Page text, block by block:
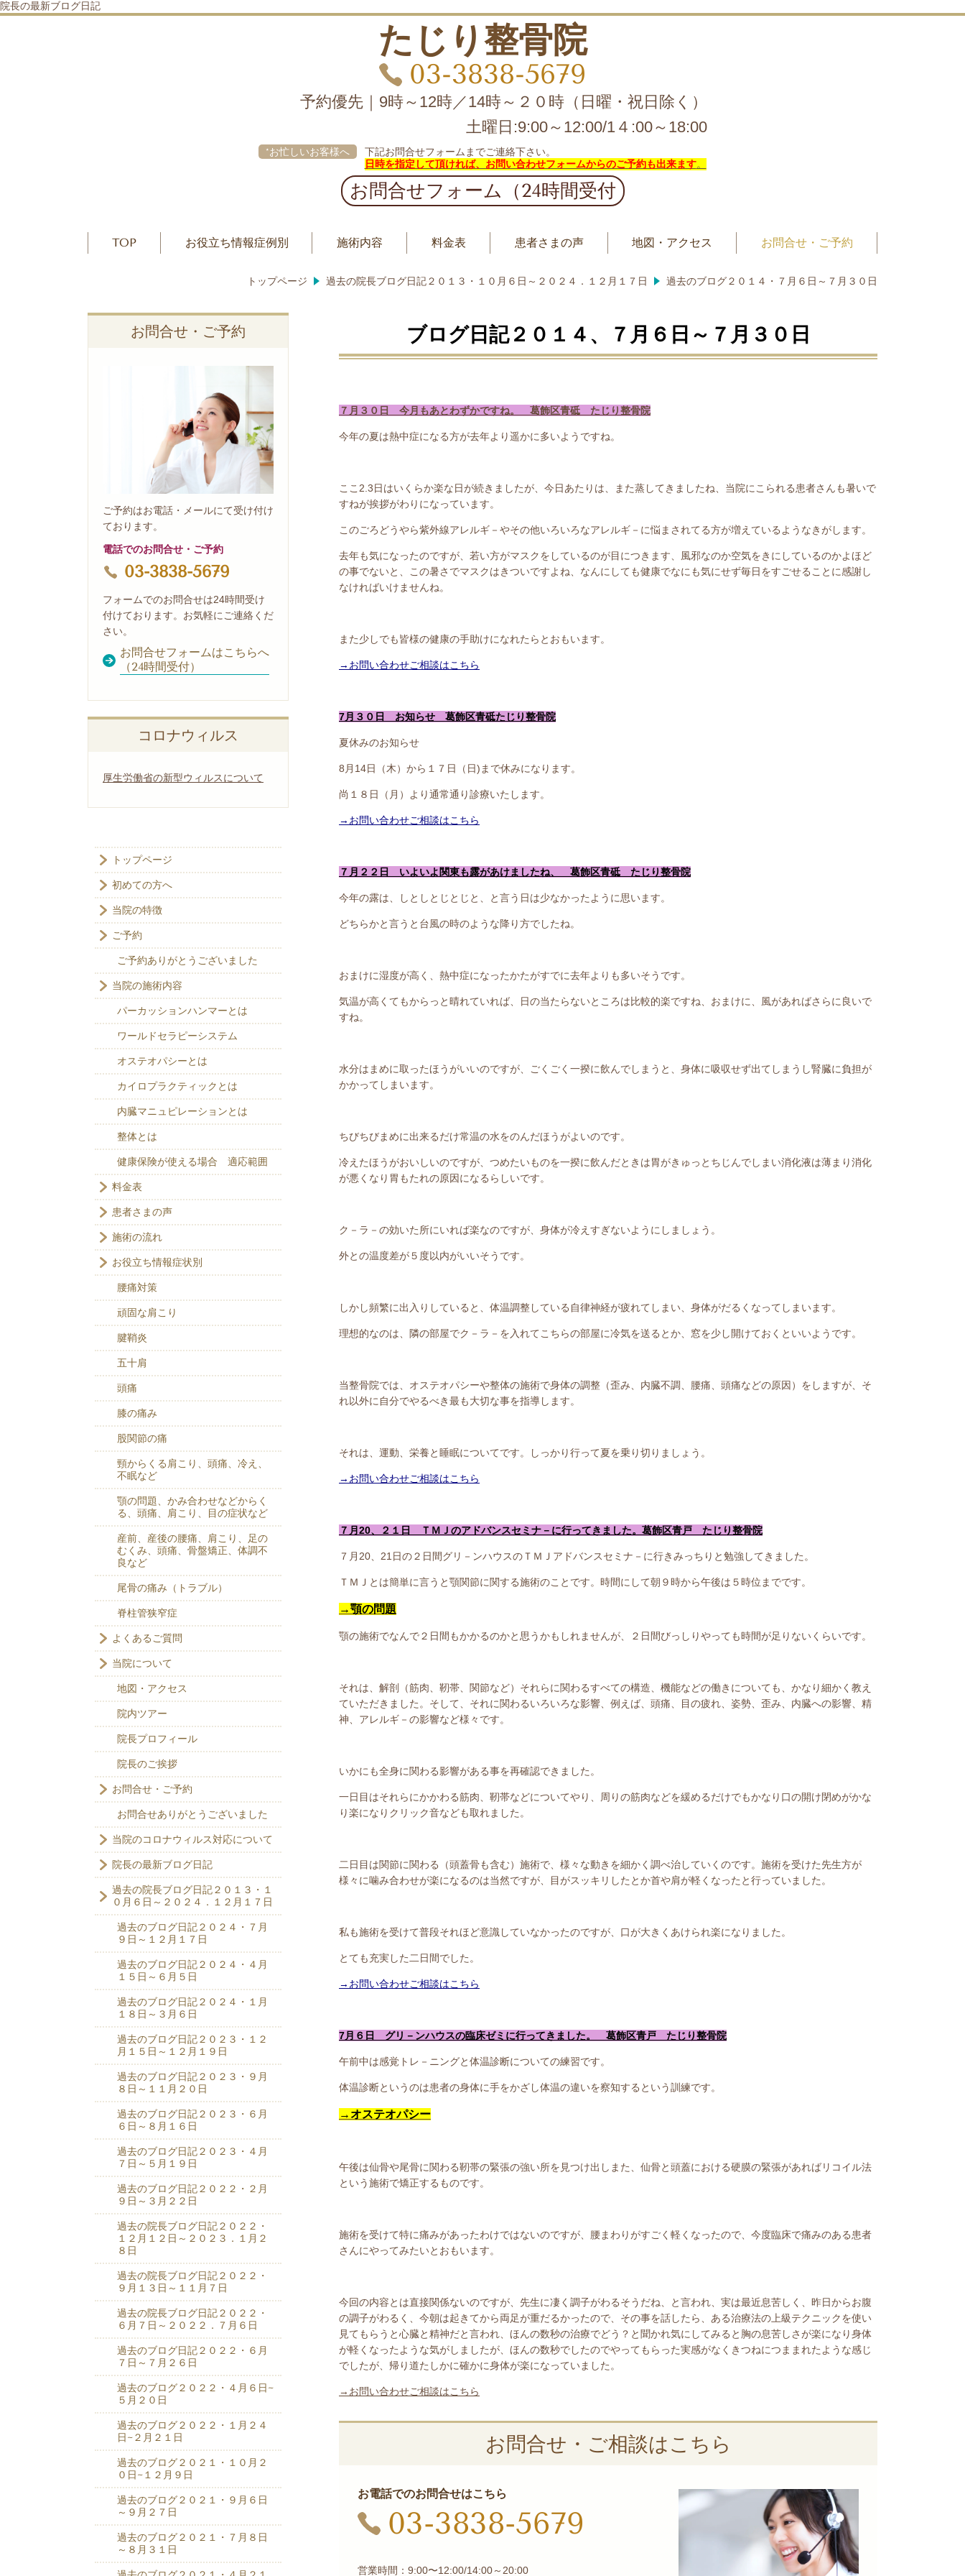
院長の最新ブログ日記
たじり整骨院
03-3838-5679
予約優先｜9時～12時／14時～２０時（日曜・祝日除く）
土曜日:9:00～12:00/1４:00～18:00
*お忙しいお客様へ
下記お問合せフォームまでご連絡下さい。
日時を指定して頂ければ、お問い合わせフォームからのご予約も出来ます。
お問合せフォーム（24時間受付
TOP お役立ち情報症例別 施術内容 料金表 患者さまの声 地図・アクセス お問合せ・ご予約
トップページ 過去の院長ブログ日記２０１３・１０月６日～２０２４．１２月１７日 過去のブログ２０１４・７月６日～７月３０日
ブログ日記２０１４、７月６日～７月３０日
７月３０日 今月もあとわずかですね。 葛飾区青砥 たじり整骨院
今年の夏は熱中症になる方が去年より遥かに多いようですね。
ここ2.3日はいくらか楽な日が続きましたが、今日あたりは、また蒸してきましたね、当院にこられる患者さんも暑いで
すねが挨拶がわりになっています。
このごろどうやら紫外線アレルギ－やその他いろいろなアレルギ－に悩まされてる方が増えているようなきがします。
去年も気になったのですが、若い方がマスクをしているのが目につきます、風邪なのか空気をきにしているのかよほど
の事でないと、この暑さでマスクはきついですよね、なんにしても健康でなにも気にせず毎日をすごせることに感謝し
なければいけませんね。
また少しでも皆様の健康の手助けになれたらとおもいます。
→お問い合わせご相談はこちら
7月３０日 お知らせ 葛飾区青砥たじり整骨院
夏休みのお知らせ
8月14日（木）から１７日（日)まで休みになります。
尚１８日（月）より通常通り診療いたします。
→お問い合わせご相談はこちら
７月２２日 いよいよ関東も露があけましたね、 葛飾区青砥 たじり整骨院
今年の露は、しとしとじとじと、と言う日は少なかったように思います。
どちらかと言うと台風の時のような降り方でしたね。
おまけに湿度が高く、熱中症になったかたがすでに去年よりも多いそうです。
気温が高くてもからっと晴れていれば、日の当たらないところは比較的楽ですね、おまけに、風があればさらに良いで
すね。
水分はまめに取ったほうがいいのですが、ごくごく一揆に飲んでしまうと、身体に吸収せず出てしまうし腎臓に負担が
かかってしまいます。
ちびちびまめに出来るだけ常温の水をのんだほうがよいのです。
冷えたほうがおいしいのですが、つめたいものを一揆に飲んだときは胃がきゅっとちじんでしまい消化液は薄まり消化
が悪くなり胃もたれの原因になるらしいです。
ク－ラ－の効いた所にいれば楽なのですが、身体が冷えすぎないようにしましょう。
外との温度差が５度以内がいいそうです。
しかし頻繁に出入りしていると、体温調整している自律神経が疲れてしまい、身体がだるくなってしまいます。
理想的なのは、隣の部屋でク－ラ－を入れてこちらの部屋に冷気を送るとか、窓を少し開けておくといいようです。
当整骨院では、オステオパシーや整体の施術で身体の調整（歪み、内臓不調、腰痛、頭痛などの原因）をしますが、そ
れ以外に自分でやるべき最も大切な事を指導します。
それは、運動、栄養と睡眠についてです。しっかり行って夏を乗り切りましょう。
→お問い合わせご相談はこちら
７月20、２１日 ＴＭＪのアドバンスセミナ－に行ってきました。葛飾区青戸 たじり整骨院
７月20、21日の２日間グリ－ンハウスのＴＭＪアドバンスセミナ－に行きみっちりと勉強してきました。
ＴＭＪとは簡単に言うと顎関節に関する施術のことです。時間にして朝９時から午後は５時位までです。
→顎の問題
顎の施術でなんで２日間もかかるのかと思うかもしれませんが、２日間びっしりやっても時間が足りないくらいです。
それは、解剖（筋肉、靭帯、関節など）それらに関わるすべての構造、機能などの働きについても、かなり細かく教え
ていただきました。そして、それに関わるいろいろな影響、例えば、頭痛、目の疲れ、姿勢、歪み、内臓への影響、精
神、アレルギ－の影響など様々です。
いかにも全身に関わる影響がある事を再確認できました。
一日目はそれらにかかわる筋肉、靭帯などについてやり、周りの筋肉などを緩めるだけでもかなり口の開け閉めがかな
り楽になりクリック音なども取れました。
二日目は関節に関わる（頭蓋骨も含む）施術で、様々な動きを細かく調べ治していくのです。施術を受けた先生方が
様々に噛み合わせが楽になるのは当然ですが、目がスッキリしたとか首や肩が軽くなったと行っていました。
私も施術を受けて普段それほど意識していなかったのですが、口が大きくあけられ楽になりました。
とても充実した二日間でした。
→お問い合わせご相談はこちら
7月６日 グリ－ンハウスの臨床ゼミに行ってきました。 葛飾区青戸 たじり整骨院
午前中は感覚トレ－ニングと体温診断についての練習です。
体温診断というのは患者の身体に手をかざし体温の違いを察知するという訓練です。
→オステオパシー
午後は仙骨や尾骨に関わる靭帯の緊張の強い所を見つけ出しまた、仙骨と頭蓋における硬膜の緊張があればリコイル法
という施術で矯正するものです。
施術を受けて特に痛みがあったわけではないのですが、腰まわりがすごく軽くなったので、今度臨床で痛みのある患者
さんにやってみたいとおもいます。
今回の内容とは直接関係ないのですが、先生に凄く調子がわるそうだね、と言われ、実は最近息苦しく、昨日からお腹
の調子がわるく、今朝は起きてから両足が重だるかったので、その事を話したら、ある治療法の上級テクニックを使い
見てもらうと心臓と精神だと言われ、ほんの数秒の治療でどう？と聞かれ気にしてみると胸の息苦しさが楽になり身体
が軽くなったような気がしましたが、ほんの数秒でしたのでやってもらった実感がなくきつねにつままれたような感じ
でしたが、帰り道たしかに確かに身体が楽になっていました。
→お問い合わせご相談はこちら
お問合せ・ご相談はこちら
お電話でのお問合せはこちら
03-3838-5679
営業時間：9:00〜12:00/14:00～20:00
お問合せ・ご予約
ご予約はお電話・メールにて受け付け
ております。
電話でのお問合せ・ご予約
03-3838-5679
フォームでのお問合せは24時間受け
付けております。お気軽にご連絡くだ
さい。
お問合せフォームはこちらへ
（24時間受付）
コロナウィルス
厚生労働省の新型ウィルスについて
トップページ
初めての方へ
当院の特徴
ご予約
ご予約ありがとうございました
当院の施術内容
パーカッションハンマーとは
ワールドセラピーシステム
オステオパシーとは
カイロプラクティックとは
内臓マニュピレーションとは
整体とは
健康保険が使える場合 適応範囲
料金表
患者さまの声
施術の流れ
お役立ち情報症状別
腰痛対策
頑固な肩こり
腱鞘炎
五十肩
頭痛
膝の痛み
股関節の痛
頸からくる肩こり、頭痛、冷え、
不眠など
顎の問題、かみ合わせなどからく
る、頭痛、肩こり、目の症状など
産前、産後の腰痛、肩こり、足の
むくみ、頭痛、骨盤矯正、体調不
良など
尾骨の痛み（トラブル）
脊柱管狭窄症
よくあるご質問
当院について
地図・アクセス
院内ツアー
院長プロフィール
院長のご挨拶
お問合せ・ご予約
お問合せありがとうございました
当院のコロナウィルス対応について
院長の最新ブログ日記
過去の院長ブログ日記２０１３・１
０月６日～２０２４．１２月１７日
過去のブログ日記２０２４・７月
９日～１２月１７日
過去のブログ日記２０２４・４月
１５日～６月５日
過去のブログ日記２０２４・１月
１８日～３月６日
過去のブログ日記２０２３・１２
月１５日～１２月１９日
過去のブログ日記２０２３・９月
８日～１１月２０日
過去のブログ日記２０２３・６月
６日～８月１６日
過去のブログ日記２０２３・４月
７日～５月１９日
過去のブログ日記２０２２・２月
９日～３月２２日
過去の院長ブログ日記２０２２・
１２月１２日～２０２３．１月２
８日
過去の院長ブログ日記２０２２・
９月１３日～１１月７日
過去の院長ブログ日記２０２２・
６月７日～２０２２．７月６日
過去のブログ日記２０２２・６月
７日～７月２６日
過去のブログ２０２２・４月６日~
５月２０日
過去のブログ２０２２・１月２４
日~２月２１日
過去のブログ２０２１・１０月２
０日~１２月９日
過去のブログ２０２１・９月６日
～９月２７日
過去のブログ２０２１・７月８日
～８月３１日